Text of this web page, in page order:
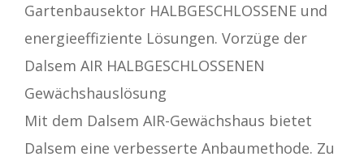
Gartenbausektor HALBGESCHLOSSENE und
energieeffiziente Lösungen. Vorzüge der
Dalsem AIR HALBGESCHLOSSENEN
Gewächshauslösung
Mit dem Dalsem AIR-Gewächshaus bietet
Dalsem eine verbesserte Anbaumethode. Zu